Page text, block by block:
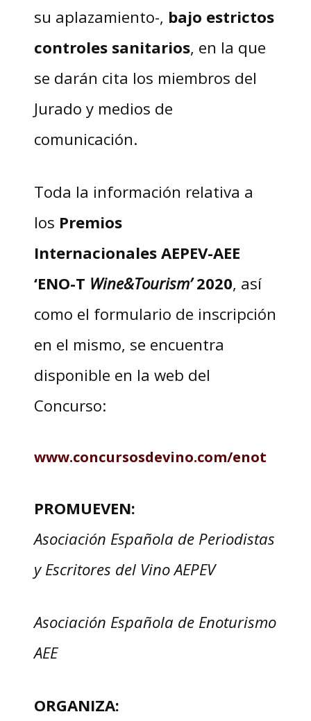
su aplazamiento-, bajo estrictos
controles sanitarios, en la que
se darán cita los miembros del
Jurado y medios de
comunicación.
Toda la información relativa a
los Premios
Internacionales AEPEV-AEE
‘ENO-T Wine&Tourism’2020, así
como el formulario de inscripción
en el mismo, se encuentra
disponible en la web del
Concurso:
www.concursosdevino.com/enot
PROMUEVEN:
Asociación Española de Periodistas
y Escritores del Vino AEPEV
Asociación Española de Enoturismo
AEE
ORGANIZA: